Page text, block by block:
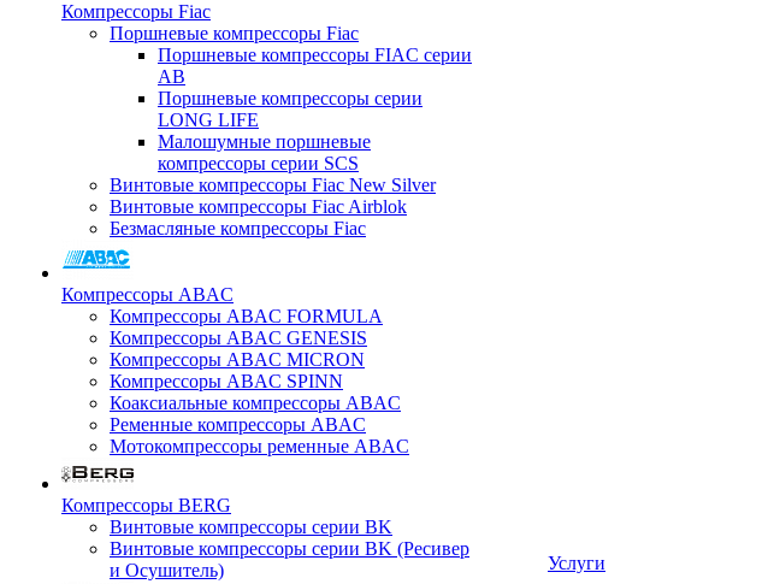
Компрессоры Fiac
Поршневые компрессоры Fiac
Поршневые компрессоры FIAC серии
AB
Поршневые компрессоры серии
LONG LIFE
Малошумные поршневые
компрессоры серии SCS
Винтовые компрессоры Fiac New Silver
Винтовые компрессоры Fiac Airblok
Безмасляные компрессоры Fiac
Компрессоры ABAC
Компрессоры ABAC FORMULA
Компрессоры ABAC GENESIS
Компрессоры ABAC MICRON
Компрессоры ABAC SPINN
Коаксиальные компрессоры ABAC
Ременные компрессоры ABAC
Мотокомпрессоры ременные ABAC
Компрессоры BERG
Винтовые компрессоры серии BK
Винтовые компрессоры серии BK (Ресивер
и Осушитель)
Услуги